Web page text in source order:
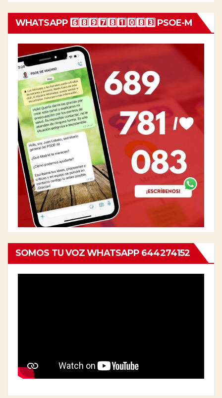
WHATSAPP 6️⃣8️⃣9️⃣7️⃣8️⃣1️⃣0️⃣8️⃣3️⃣ PSOE-M
SOMOS TU VOZ WHATSAPP 644274152